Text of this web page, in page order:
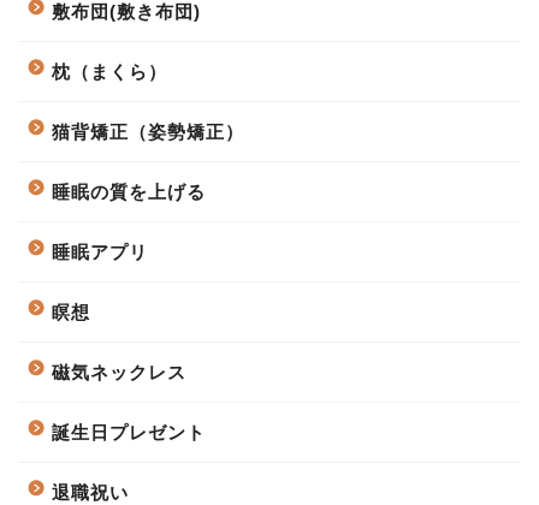
敷布団(敷き布団)
枕（まくら）
猫背矯正（姿勢矯正）
睡眠の質を上げる
睡眠アプリ
瞑想
磁気ネックレス
誕生日プレゼント
退職祝い